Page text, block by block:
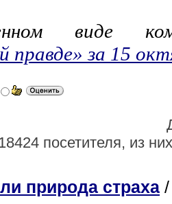
виде
правде» за 15
посетителя, из
природа страха